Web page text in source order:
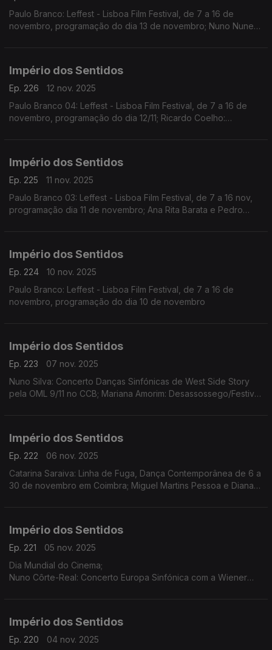
Paulo Branco: Leffest - Lisboa Film Festival, de 7 a 16 de
novembro, programação do dia 13 de novembro; Nuno Nunes:
Império dos Sentidos
Ep. 226
12 nov. 2025
Paulo Branco 04: Leffest - Lisboa Film Festival, de 7 a 16 de
novembro, programação do dia 12/11; Ricardo Coelho:
Império dos Sentidos
Ep. 225
11 nov. 2025
Paulo Branco 03: Leffest - Lisboa Film Festival, de 7 a 16 nov,
programação dia 11 de novembro; Ana Rita Barata e Pedro
Império dos Sentidos
Ep. 224
10 nov. 2025
Paulo Branco: Leffest - Lisboa Film Festival, de 7 a 16 de
novembro, programação do dia 10 de novembro
Império dos Sentidos
Ep. 223
07 nov. 2025
Nuno Silva: Concerto Danças Sinfónicas de West Side Story
pela OML 9/11 no CCB; Mariana Amorim: Desassossego/Festival
Império dos Sentidos
Ep. 222
06 nov. 2025
Catarina Saraiva: Linha de Fuga, Dança Contemporânea de 6 a
30 de novembro em Coimbra; Miguel Martins Pessoa e Diana
Império dos Sentidos
Ep. 221
05 nov. 2025
Dia Mundial do Cinema;
Nuno Côrte-Real: Concerto Europa Sinfónica com a Wiener
Império dos Sentidos
Ep. 220
04 nov. 2025